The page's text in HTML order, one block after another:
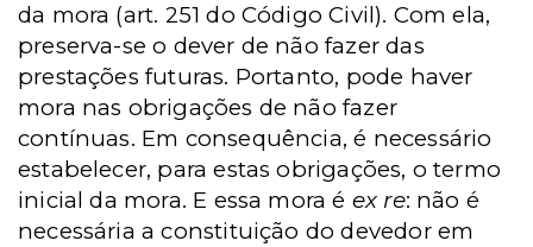
da mora (art. 251 do Código Civil). Com ela,
preserva-se o dever de não fazer das
prestações futuras. Portanto, pode haver
mora nas obrigações de não fazer
contínuas. Em consequência, é necessário
estabelecer, para estas obrigações, o termo
inicial da mora. E essa mora é ex re: não é
necessária a constituição do devedor em